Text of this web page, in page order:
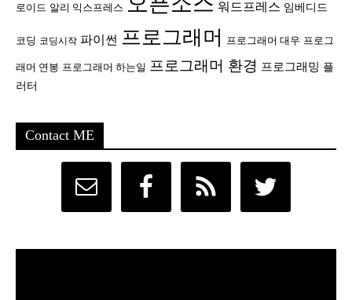
로이드 알리 익스프레스 워드프레스 임베디드
코딩 코딩시작 파이썬 프로그래머 프로그래머 대우 프로그
래머 연봉 프로그래머 하는일 프로그래머 환경 프로그래밍 플
러터
Contact ME